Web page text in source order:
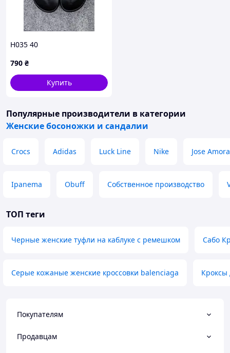
H035 40
790 ₴
Купить
Популярные производители в категории
Женские босоножки и сандалии
Crocs Adidas Luck Line Nike Jose
Ipanema Obuff Собственное производство
ТОП теги
Черные женские туфли на каблуке с ремешком Сабо
Серые кожаные женские кроссовки balenciaga Кроксы
Покупателям
Продавцам